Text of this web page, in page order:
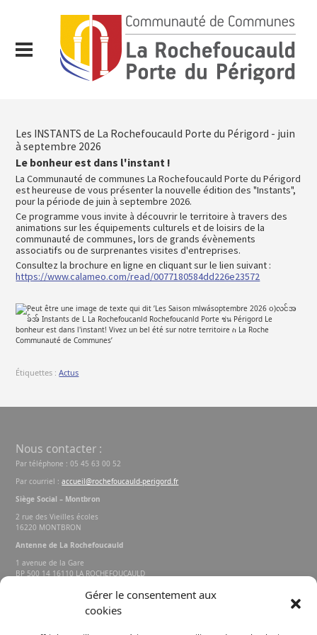
Gérer le consentement aux
cookies
Les INSTANTS de La Rochefoucauld Porte du Périgord - juin
à septembre 2026
Le bonheur est dans l'instant !
La Communauté de communes La Rochefoucauld Porte du Périgord
est heureuse de vous présenter la nouvelle édition des "Instants",
pour la période de juin à septembre 2026.
Ce programme vous invite à découvrir le territoire à travers des
animations sur les équipements culturels et de loisirs de la
communauté de communes, lors de grands évènements
associatifs ou de surprenantes visites d'entreprises.
Consultez la brochure en ligne en cliquant sur le lien suivant :
https://www.calameo.com/read/0077180584dd226e23572
Étiquettes :Actus
Nous contacter :
Par téléphone : 05 45 63 00 52
Par courriel :accueil@rochefoucauld-perigord.fr
Siège Social – Montbron
2 rue des Vieilles écoles
16220 MONTBRON
Antenne de La Rochefoucauld
1 avenue de la Gare
BP 500 14 16110 LA ROCHEFOUCAULD